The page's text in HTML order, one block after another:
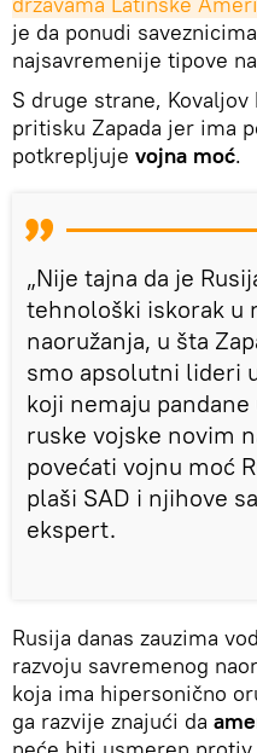
je da ponudi
najsavremenije tipove
S druge strane, Kovaljov
pritisku Zapada jer ima
potkrepljuje vojna moć.
„Nije tajna da je
tehnološki iskorak u
naoružanja, u šta
smo apsolutni lideri
koji nemaju
ruske vojske novim
povećati vojnu moć
plaši SAD i njihove
ekspert.
Rusija danas zauzima
razvoju savremenog
koja ima hipersonično
ga razvije znajući da